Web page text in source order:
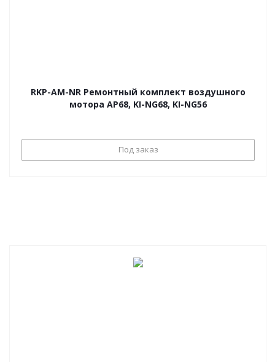
RKP-AM-NR Ремонтный комплект воздушного
мотора AP68, KI-NG68, KI-NG56
Под заказ